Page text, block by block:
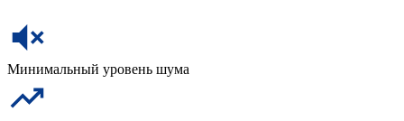
Минимальный уровень шума